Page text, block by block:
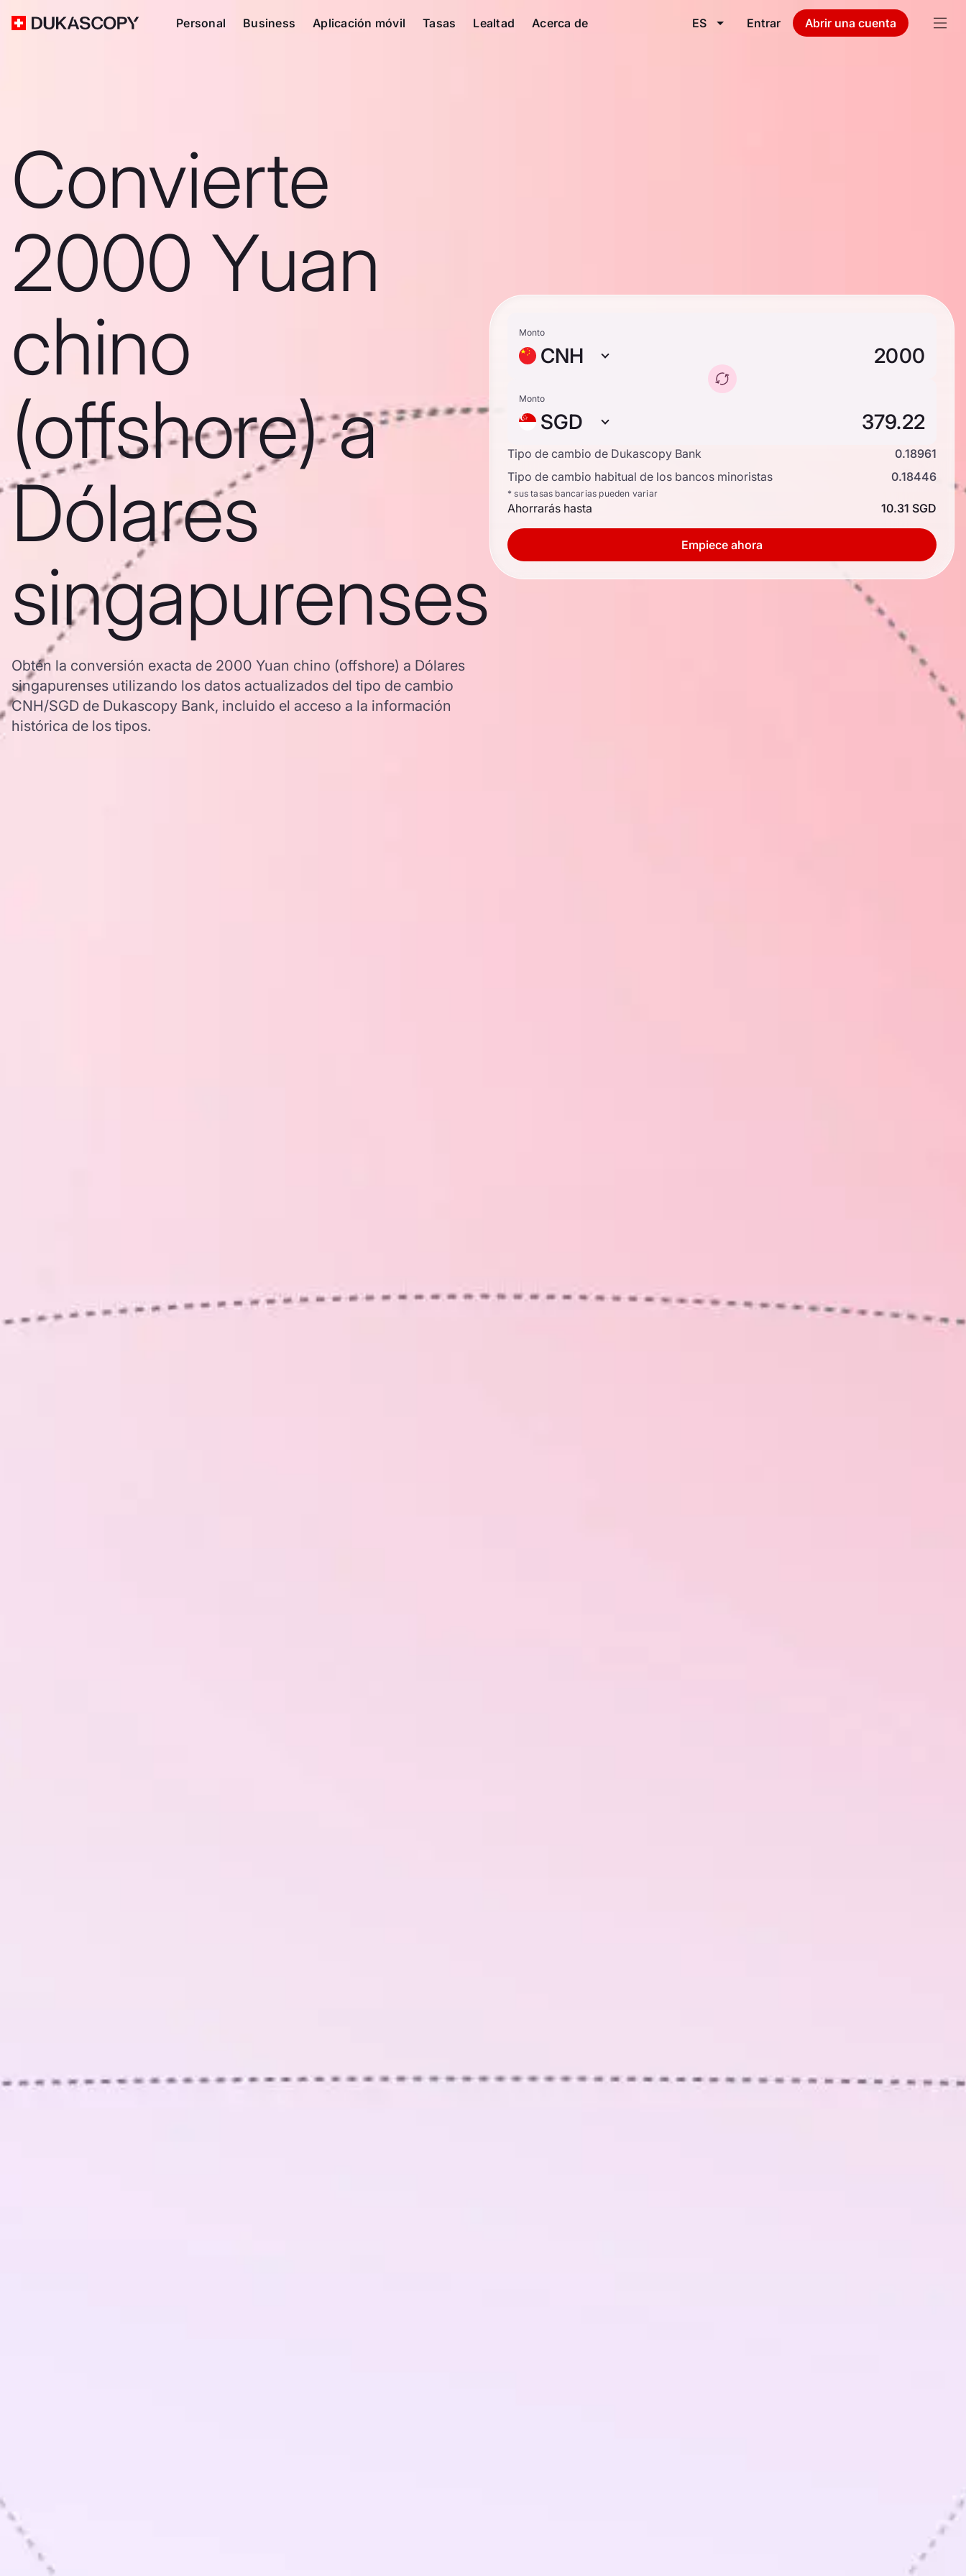
Personal Business Aplicación móvil Tasas Lealtad Acerca de ES Entrar Abrir una cuenta
Convierte
2000 Yuan
chino
(offshore) a
Dólares
singapurenses
Obtén la conversión exacta de 2000 Yuan chino (offshore) a Dólares
singapurenses utilizando los datos actualizados del tipo de cambio
CNH/SGD de Dukascopy Bank, incluido el acceso a la información
histórica de los tipos.
Monto
CNH
Monto
SGD
Tipo de cambio de Dukascopy Bank
0.18961
Tipo de cambio habitual de los bancos minoristas
0.18446
* sus tasas bancarias pueden variar
Ahorrarás hasta 10.31 SGD
Empiece ahora